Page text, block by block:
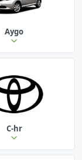
Aygo
C-hr